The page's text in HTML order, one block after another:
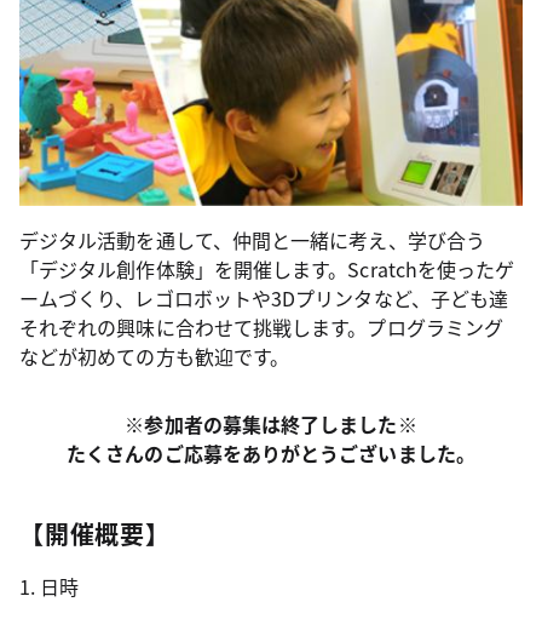
デジタル活動を通して、仲間と一緒に考え、学び合う
「デジタル創作体験」を開催します。Scratchを使ったゲ
ームづくり、レゴロボットや3Dプリンタなど、子ども達
それぞれの興味に合わせて挑戦します。プログラミング
などが初めての方も歓迎です。
※参加者の募集は終了しました※
たくさんのご応募をありがとうございました。
【開催概要】
1. 日時